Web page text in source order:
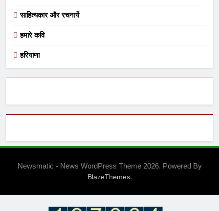
साहित्यकार और रचनायें
हमारे कवि
हरियाणा
Newsmatic - News WordPress Theme 2026. Powered By
BlazeThemes.